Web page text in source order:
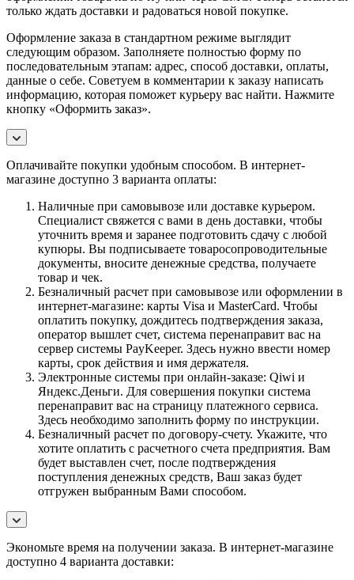
только ждать доставки и радоваться новой покупке.
Оформление заказа в стандартном режиме выглядит
следующим образом. Заполняете полностью форму по
последовательным этапам: адрес, способ доставки, оплаты,
данные о себе. Советуем в комментарии к заказу написать
информацию, которая поможет курьеру вас найти. Нажмите
кнопку «Оформить заказ».
Оплачивайте покупки удобным способом. В интернет-
магазине доступно 3 варианта оплаты:
Наличные при самовывозе или доставке курьером.
Специалист свяжется с вами в день доставки, чтобы
уточнить время и заранее подготовить сдачу с любой
купюры. Вы подписываете товаросопроводительные
документы, вносите денежные средства, получаете
товар и чек.
Безналичный расчет при самовывозе или оформлении в
интернет-магазине: карты Visa и MasterCard. Чтобы
оплатить покупку, дождитесь подтверждения заказа,
оператор вышлет счет, система перенаправит вас на
сервер системы PayKeeper. Здесь нужно ввести номер
карты, срок действия и имя держателя.
Электронные системы при онлайн-заказе: Qiwi и
Яндекс.Деньги. Для совершения покупки система
перенаправит вас на страницу платежного сервиса.
Здесь необходимо заполнить форму по инструкции.
Безналичный расчет по договору-счету. Укажите, что
хотите оплатить с расчетного счета предприятия. Вам
будет выставлен счет, после подтверждения
поступления денежных средств, Ваш заказ будет
отгружен выбранным Вами способом.
Экономьте время на получении заказа. В интернет-магазине
доступно 4 варианта доставки: